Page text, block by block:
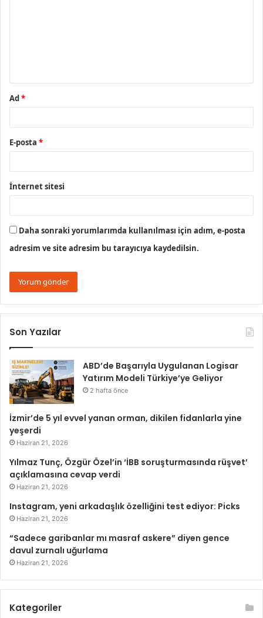
Ad*
E-posta *
İnternet sitesi
Daha sonraki yorumlarımda kullanılması için adım, e-posta
adresim ve site adresim bu tarayıcıya kaydedilsin.
Son Yazılar
ABD’de Başarıyla Uygulanan Logisar
Yatırım Modeli Türkiye’ye Geliyor
2 hafta önce
İzmir’de 5 yıl evvel yanan orman, dikilen fidanlarla yine
yeşerdi
Haziran 21, 2026
Yılmaz Tunç, Özgür Özel’in ‘İBB soruşturmasında rüşvet’
açıklamasına cevap verdi
Haziran 21, 2026
Instagram, yeni arkadaşlık özelliğini test ediyor: Picks
Haziran 21, 2026
“Sadece garibanlar mı masraf askere” diyen gence
davul zurnalı uğurlama
Haziran 21, 2026
Kategoriler